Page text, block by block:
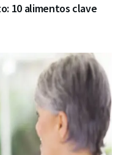
10 alimentos clave